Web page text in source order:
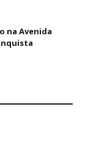
na Avenida